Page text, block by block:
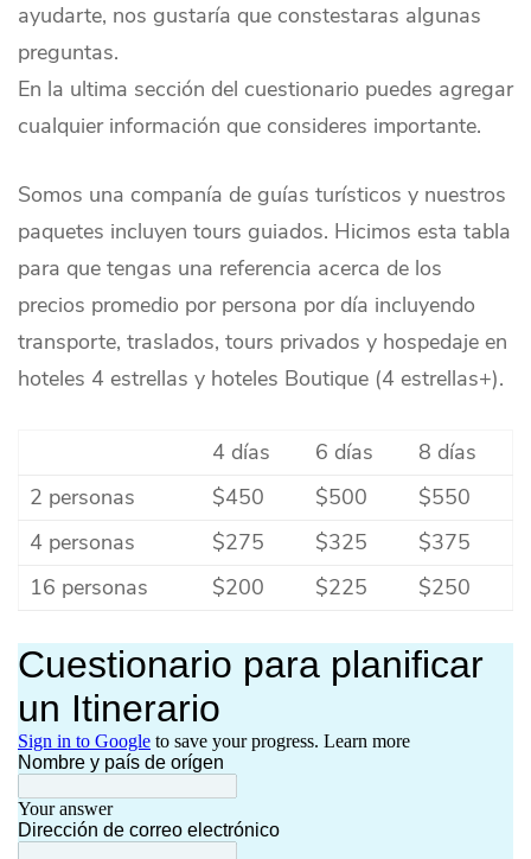
ayudarte, nos gustaría que constestaras algunas
preguntas.
En la ultima sección del cuestionario puedes agregar
cualquier información que consideres importante.
Somos una companía de guías turísticos y nuestros
paquetes incluyen tours guiados. Hicimos esta tabla
para que tengas una referencia acerca de los
precios promedio por persona por día incluyendo
transporte, traslados, tours privados y hospedaje en
hoteles 4 estrellas y hoteles Boutique (4 estrellas+).
4 días 6 días
8 días
2 personas
$450 $500
$550
4 personas
$275 $325
$375
16 personas
$200 $225 $250